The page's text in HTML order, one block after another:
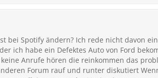
bei Spotify ändern? Ich rede nicht davon
ich habe ein Defektes Auto von Ford
Anrufe hören die reinkommen das
Forum rauf und runter diskutiert